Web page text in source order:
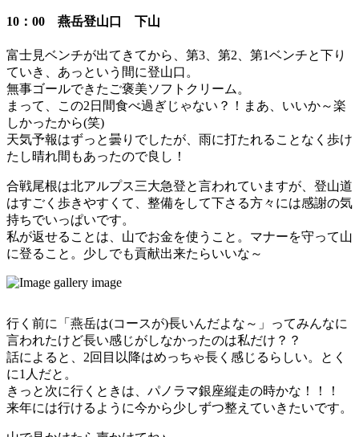
10：00 燕岳登山口 下山
富士見ベンチが出てきてから、第3、第2、第1ベンチと下り
ていき、あっという間に登山口。
無事ゴールできたご褒美ソフトクリーム。
まって、この2日間食べ過ぎじゃない？！まあ、いいか～楽
しかったから(笑)
天気予報はずっと曇りでしたが、雨に打たれることなく歩け
たし晴れ間もあったので良し！
合戦尾根は北アルプス三大急登と言われていますが、登山道
はすごく歩きやすくて、整備をして下さる方々には感謝の気
持ちでいっぱいです。
私が返せることは、山でお金を使うこと。マナーを守って山
に登ること。少しでも貢献出来たらいいな～
行く前に「燕岳は(コースが)長いんだよな～」ってみんなに
言われたけど長い感じがしなかったのは私だけ？？
話によると、2回目以降はめっちゃ長く感じるらしい。とく
に1人だと。
きっと次に行くときは、パノラマ銀座縦走の時かな！！！
来年には行けるように今から少しずつ整えていきたいです。